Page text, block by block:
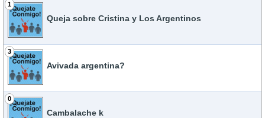
1
Queja sobre Cristina y Los Argentinos
3
Avivada argentina?
0
Cambalache k